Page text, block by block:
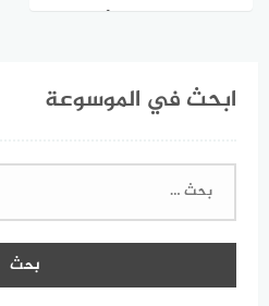
ابحث في الموسوعة
البحث